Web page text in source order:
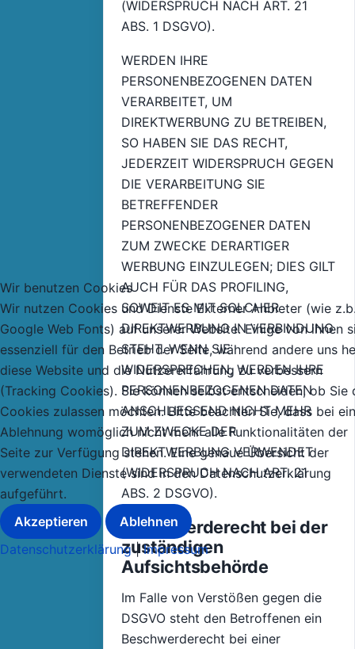
(WIDERSPRUCH NACH ART. 21
ABS. 1 DSGVO).
WERDEN IHRE
PERSONENBEZOGENEN DATEN
VERARBEITET, UM
DIREKTWERBUNG ZU BETREIBEN,
SO HABEN SIE DAS RECHT,
JEDERZEIT WIDERSPRUCH GEGEN
DIE VERARBEITUNG SIE
BETREFFENDER
PERSONENBEZOGENER DATEN
ZUM ZWECKE DERARTIGER
WERBUNG EINZULEGEN; DIES GILT
AUCH FÜR DAS PROFILING,
SOWEIT ES MIT SOLCHER
DIREKTWERBUNG IN VERBINDUNG
STEHT. WENN SIE
WIDERSPRECHEN, WERDEN IHRE
PERSONENBEZOGENEN DATEN
ANSCHLIESSEND NICHT MEHR
ZUM ZWECKE DER
DIREKTWERBUNG VERWENDET
(WIDERSPRUCH NACH ART. 21
ABS. 2 DSGVO).
Beschwerderecht bei der
zuständigen
Aufsichtsbehörde
Im Falle von Verstößen gegen die
DSGVO steht den Betroffenen ein
Beschwerderecht bei einer
Wir benutzen Cookies
Wir nutzen Cookies und Dienste Externer Anbieter (wie
Google Web Fonts) auf unserer Website. Einige von ihnen
essenziell für den Betrieb der Seite, während andere uns
diese Website und die Nutzererfahrung zu verbessern
(Tracking Cookies). Sie können selbst entscheiden, ob Sie
Cookies zulassen möchten. Bitte beachten Sie, dass bei
Ablehnung womöglich nicht mehr alle Funktionalitäten der
Seite zur Verfügung stehen. Eine genaue Übersicht der
verwendeten Dienste sind in den Datenschutzerklärung
aufgeführt.
Akzeptieren
Ablehnen
Datenschutzerklärung|Impressum